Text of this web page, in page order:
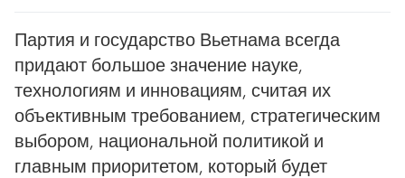
Партия и государство Вьетнама всегда
придают большое значение науке,
технологиям и инновациям, считая их
объективным требованием, стратегическим
выбором, национальной политикой и
главным приоритетом, который будет